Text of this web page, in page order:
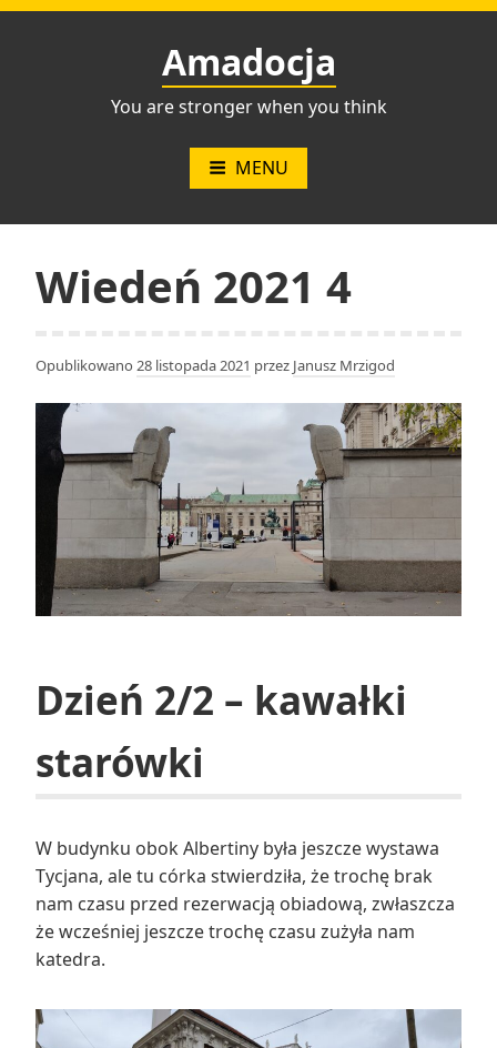
Przejdź
Amadocja
You are stronger when you think
MENU
Wiedeń 2021 4
Opublikowano 28 listopada 2021 przez Janusz Mrzigod
Dzień 2/2 – kawałki
starówki
W budynku obok Albertiny była jeszcze wystawa
Tycjana, ale tu córka stwierdziła, że trochę brak
nam czasu przed rezerwacją obiadową, zwłaszcza
że wcześniej jeszcze trochę czasu zużyła nam
katedra.